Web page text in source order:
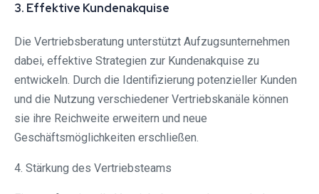
3. Effektive Kundenakquise
Die Vertriebsberatung unterstützt Aufzugsunternehmen
dabei, effektive Strategien zur Kundenakquise zu
entwickeln. Durch die Identifizierung potenzieller Kunden
und die Nutzung verschiedener Vertriebskanäle können
sie ihre Reichweite erweitern und neue
Geschäftsmöglichkeiten erschließen.
4. Stärkung des Vertriebsteams